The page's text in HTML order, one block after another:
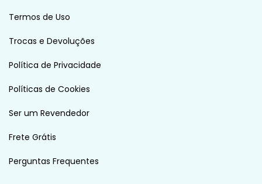
Termos de Uso
Trocas e Devoluções
Política de Privacidade
Políticas de Cookies
Ser um Revendedor
Frete Grátis
Perguntas Frequentes